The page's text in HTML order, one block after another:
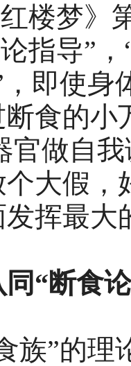
楼梦》
指导”
即使
食的
官做自
大假
挥最大
“断食
”的理